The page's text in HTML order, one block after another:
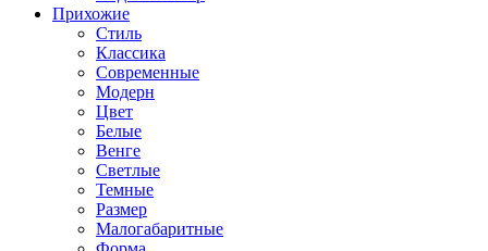
Прихожие
Стиль
Классика
Современные
Модерн
Цвет
Белые
Венге
Светлые
Темные
Размер
Малогабаритные